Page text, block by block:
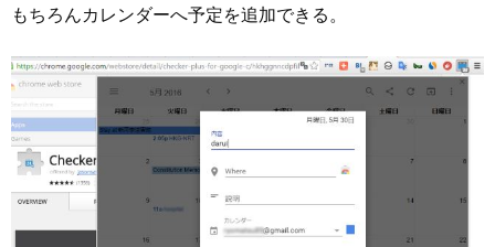
もちろんカレンダーへ予定を追加できる。